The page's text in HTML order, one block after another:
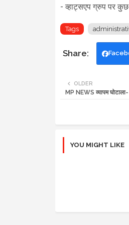
- व्हाट्सएप ग्रुपपर कुछ
Tags
OLDER
MP NEWS व्यापम
YOU MIGHT LIKE